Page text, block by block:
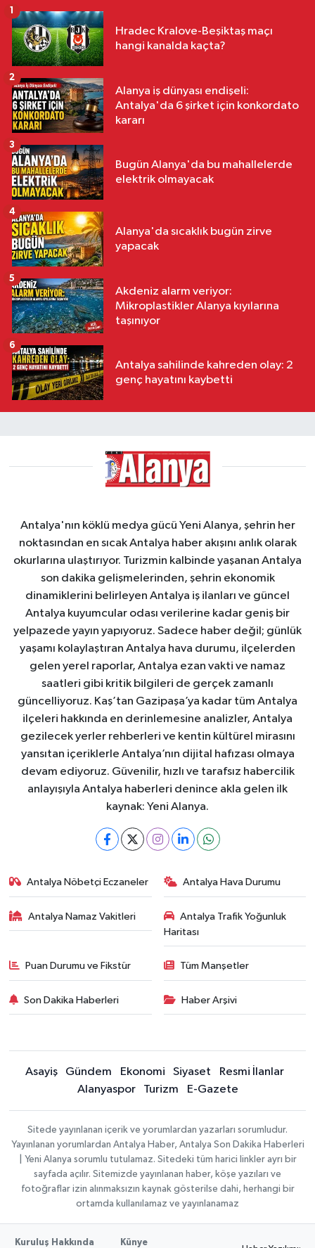
Hradec Kralove-Beşiktaş maçı
hangi kanalda kaçta?
1
Alanya iş dünyası endişeli:
Antalya'da 6 şirket için konkordato
kararı
2
Bugün Alanya'da bu mahallelerde
elektrik olmayacak
3
Alanya'da sıcaklık bugün zirve
yapacak
4
Akdeniz alarm veriyor:
Mikroplastikler Alanya kıyılarına
taşınıyor
5
Antalya sahilinde kahreden olay: 2
genç hayatını kaybetti
6
Antalya'nın köklü medya gücü Yeni Alanya, şehrin her
noktasından en sıcak Antalya haber akışını anlık olarak
okurlarına ulaştırıyor. Turizmin kalbinde yaşanan Antalya
son dakika gelişmelerinden, şehrin ekonomik
dinamiklerini belirleyen Antalya iş ilanları ve güncel
Antalya kuyumcular odası verilerine kadar geniş bir
yelpazede yayın yapıyoruz. Sadece haber değil; günlük
yaşamı kolaylaştıran Antalya hava durumu, ilçelerden
gelen yerel raporlar, Antalya ezan vakti ve namaz
saatleri gibi kritik bilgileri de gerçek zamanlı
güncelliyoruz. Kaş’tan Gazipaşa’ya kadar tüm Antalya
ilçeleri hakkında en derinlemesine analizler, Antalya
gezilecek yerler rehberleri ve kentin kültürel mirasını
yansıtan içeriklerle Antalya’nın dijital hafızası olmaya
devam ediyoruz. Güvenilir, hızlı ve tarafsız habercilik
anlayışıyla Antalya haberleri denince akla gelen ilk
kaynak: Yeni Alanya.
Antalya Nöbetçi Eczaneler Antalya Hava Durumu
Antalya Namaz Vakitleri
Antalya Trafik Yoğunluk
Haritası
Puan Durumu ve Fikstür Tüm Manşetler
Son Dakika Haberleri Haber Arşivi
Asayiş Gündem Ekonomi Siyaset
Resmi İlanlar
Alanyaspor
Turizm E-Gazete
Sitede yayınlanan içerik ve yorumlardan yazarları sorumludur.
Yayınlanan yorumlardan Antalya Haber, Antalya Son Dakika Haberleri
| Yeni Alanya sorumlu tutulamaz. Sitedeki tüm harici linkler ayrı bir
sayfada açılır. Sitemizde yayınlanan haber, köşe yazıları ve
fotoğraflar izin alınmaksızın kaynak gösterilse dahi, herhangi bir
ortamda kullanılamaz ve yayınlanamaz
Kuruluş Hakkında Künye